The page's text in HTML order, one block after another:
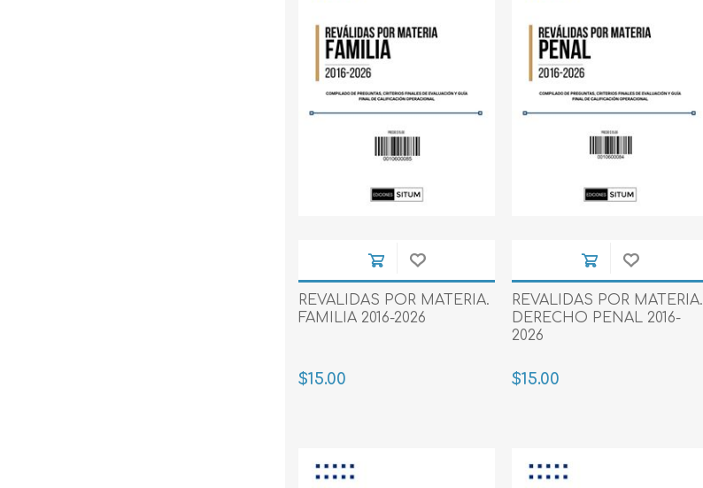
REVALIDAS POR MATERIA.
FAMILIA 2016-2026
$15.00
REVALIDAS POR MATERIA.
DERECHO PENAL 2016-
2026
$15.00